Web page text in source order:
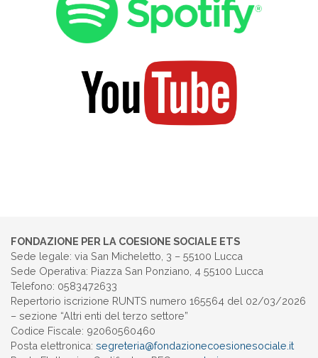
FONDAZIONE PER LA COESIONE SOCIALE ETS
Sede legale: via San Micheletto, 3 – 55100 Lucca
Sede Operativa: Piazza San Ponziano, 4 55100 Lucca
Telefono: 0583472633
Repertorio iscrizione RUNTS numero 165564 del 02/03/2026
– sezione “Altri enti del terzo settore”
Codice Fiscale: 92060560460
Posta elettronica: segreteria@fondazionecoesionesociale.it